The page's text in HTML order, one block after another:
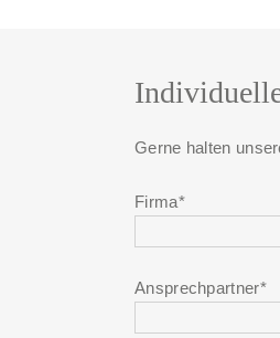
Gerne halten
Firma*
Ansprechpartner*